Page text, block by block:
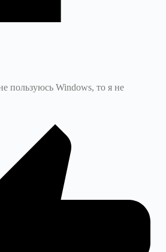
пользуюсь Windows, то я не